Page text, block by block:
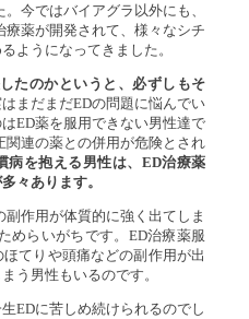
今ではバイアグラ以外にも、
療薬が開発されて、様々なシチ
ようになってきました。
たのかというと、必ずしもそ
まだまだEDの問題に悩んでい
ED薬を服用できない男性達で
連の薬との併用が危険とされ
病を抱える男性は、ED治療薬
々あります。
作用が体質的に強く出てしま
めらいがちです。ED治療薬服
てりや頭痛などの副作用が出
う男性もいるのです。
EDに苦しめ続けられるのでし